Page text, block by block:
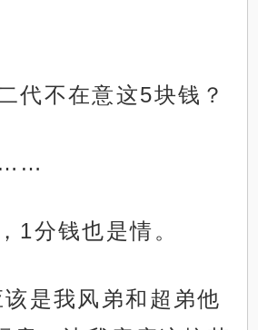
代不在意这5块钱？
……
1分钱也是情。
该是我风弟和超弟他